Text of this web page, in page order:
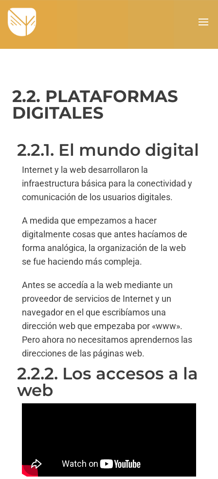
2.2. PLATAFORMAS
DIGITALES
2.2.1. El mundo digital
Internet y la web desarrollaron la
infraestructura básica para la conectividad y
comunicación de los usuarios digitales.
A medida que empezamos a hacer
digitalmente cosas que antes hacíamos de
forma analógica, la organización de la web
se fue haciendo más compleja.
Antes se accedía a la web mediante un
proveedor de servicios de Internet y un
navegador en el que escribíamos una
dirección web que empezaba por «www».
Pero ahora no necesitamos aprendernos las
direcciones de las páginas web.
2.2.2. Los accesos a la
web